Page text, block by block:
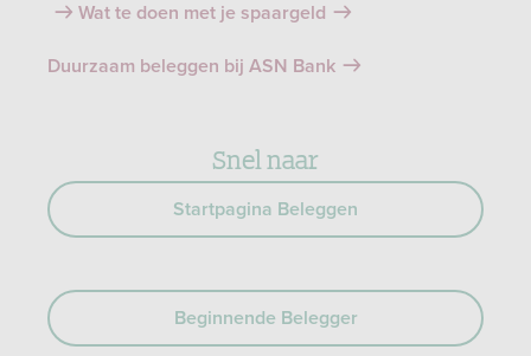
Wat te doen met je spaargeld
Duurzaam beleggen bij ASN Bank
Snel naar
Startpagina Beleggen
Beginnende Belegger